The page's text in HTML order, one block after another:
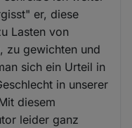
er, diese
Lasten von
zu gewichten und
sich ein Urteil in
in unserer
diesem
leider ganz